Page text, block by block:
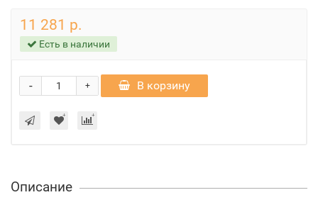
11 281 р.
Есть в наличии
+
- В корзину
Описание